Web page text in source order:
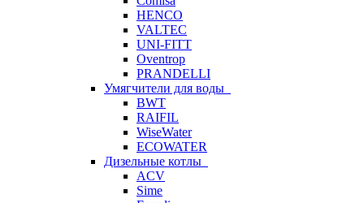
HENCO
VALTEC
UNI-FITT
Oventrop
PRANDELLI
Умягчители для воды
BWT
RAIFIL
WiseWater
ECOWATER
Дизельные котлы
ACV
Sime